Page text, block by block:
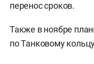
перенос сроков.
Также в ноябре
по Танковому